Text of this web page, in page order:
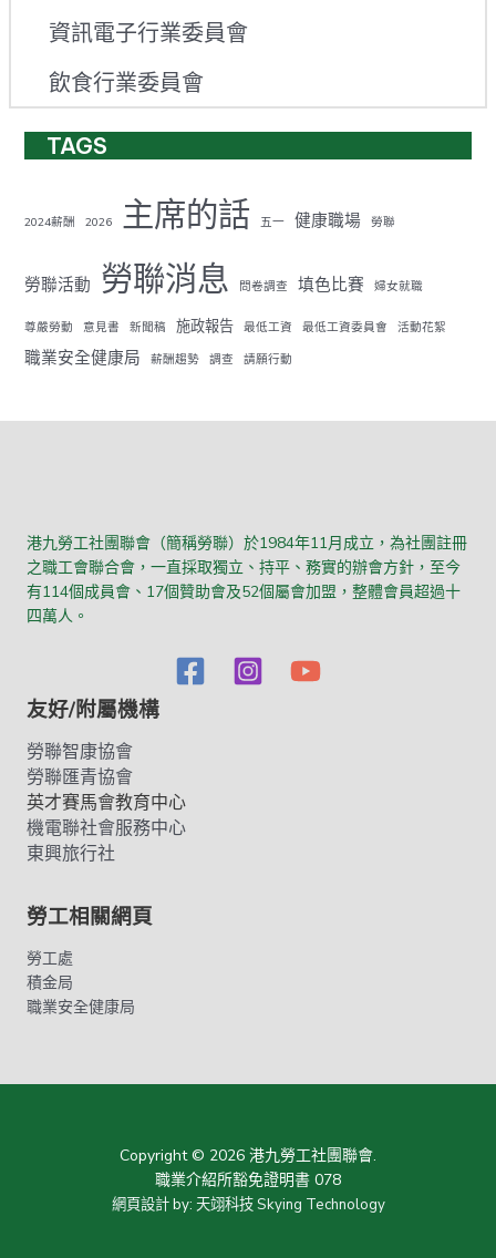
資訊電子行業委員會
飲食行業委員會
TAGS
2024薪酬 2026 主席的話 五一 健康職場 勞聯
勞聯活動 勞聯消息 問卷調查 填色比賽 婦女就職
尊嚴勞動 意見書 新聞稿 施政報告 最低工資 最低工資委員會 活動花絮
職業安全健康局 薪酬趨勢 調查 請願行動
港九勞工社團聯會（簡稱勞聯）於1984年11月成立，為社團註冊
之職工會聯合會，一直採取獨立、持平、務實的辦會方針，至今
有114個成員會、17個贊助會及52個屬會加盟，整體會員超過十
四萬人。
友好/附屬機構
勞聯智康協會
勞聯匯青協會
英才賽馬會教育中心
機電聯社會服務中心
東興旅行社
勞工相關網頁
勞工處
積金局
職業安全健康局
Copyright © 2026 港九勞工社團聯會.
職業介紹所豁免證明書 078
網頁設計by: 天翊科技 Skying Technology